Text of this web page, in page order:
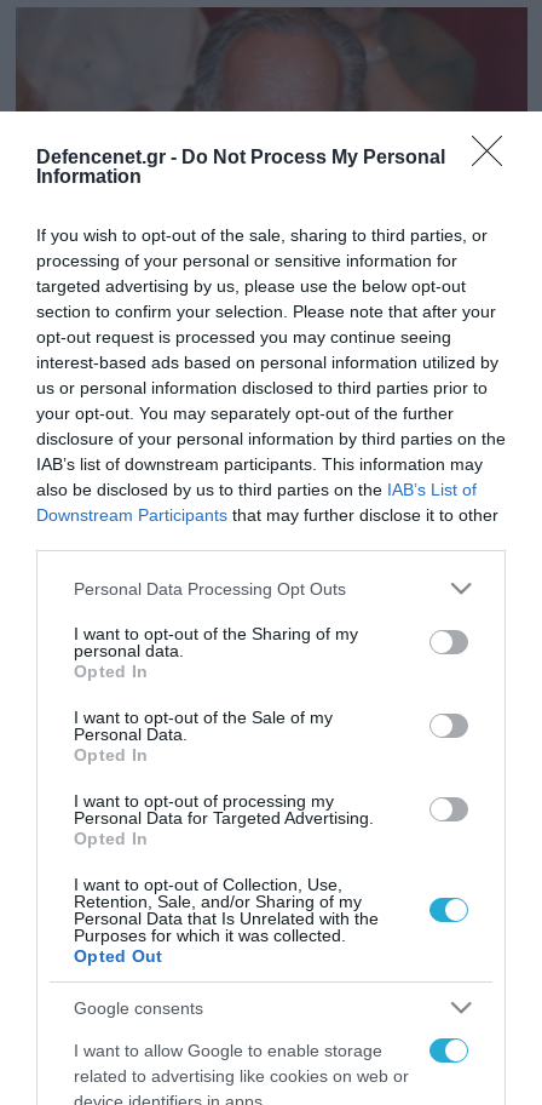
Defencenet.gr - Do Not Process My Personal
Information
If you wish to opt-out of the sale, sharing to third parties, or
processing of your personal or sensitive information for
targeted advertising by us, please use the below opt-out
section to confirm your selection. Please note that after your
opt-out request is processed you may continue seeing
interest-based ads based on personal information utilized by
us or personal information disclosed to third parties prior to
your opt-out. You may separately opt-out of the further
disclosure of your personal information by third parties on the
IAB’s list of downstream participants. This information may
also be disclosed by us to third parties on the IAB’s List of
Downstream Participants that may further disclose it to other
Please note that this website/app uses one or more Google
not limited to your visit or usage behaviour. You may click to
grant or deny consent to Google and its third-party tags to
use your data for below specified purposes in below Google
consent section.
Personal Data Processing Opt Outs
I want to opt-out of the Sharing of my
personal data.
Opted In
I want to opt-out of the Sale of my
Personal Data.
Opted In
I want to opt-out of processing my
Personal Data for Targeted Advertising.
Opted In
I want to opt-out of Collection, Use,
Retention, Sale, and/or Sharing of my
Personal Data that Is Unrelated with the
Purposes for which it was collected.
Opted Out
Google consents
I want to allow Google to enable storage
related to advertising like cookies on web or
17.01.2026 | 14:51
«Έφυγε» από την ζωή σε ηλικία 95 ετών ο
πρόεδρος της Βιοχάλκο Νίκος
Στασινόπουλος
Υπήρξε ένας από τους βασικούς πυλώνες της
ελληνικής βιομηχανίας με ισχυρή διεθνή παρουσία
FOCUS ON
07.08.2026 | 18:02
Στρατηγική επένδυση του EFA
GROUP στη Fractal για την
αμυντικών τεχνολογιών σε
Ελλάδα και Κύπρο
07.08.2026